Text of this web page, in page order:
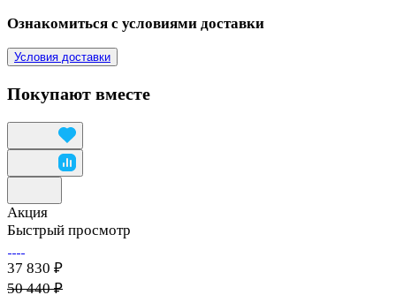
Ознакомиться с условиями доставки
Условия доставки
Покупают вместе
Акция
Быстрый просмотр
37 830 ₽
50 440 ₽